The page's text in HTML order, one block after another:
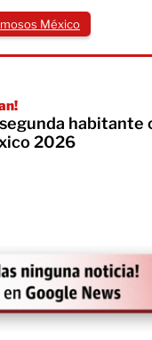
México
habitante
2026